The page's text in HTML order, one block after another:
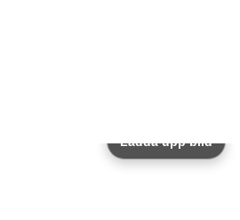
Ladda upp bild